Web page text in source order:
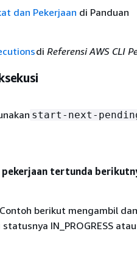
dan Pekerjaan di Panduan
di Referensi AWS CLI
start-next-
pekerjaan tertunda
Contoh berikut mengambil dan
IN_PROGRESS atau